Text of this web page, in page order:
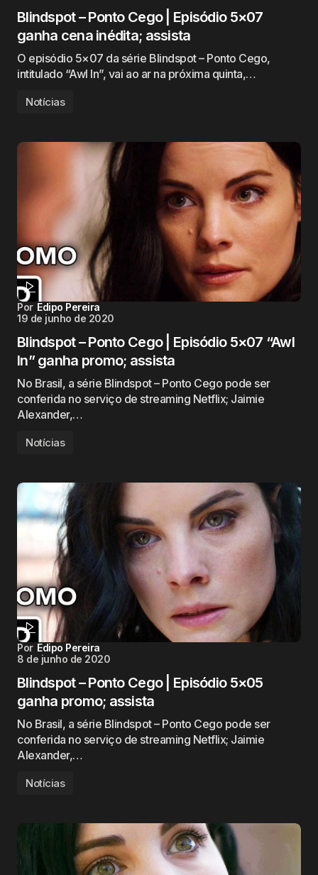
Blindspot – Ponto Cego | Episódio 5×07
ganha cena inédita; assista
O episódio 5×07 da série Blindspot – Ponto Cego,
intitulado “Awl In”, vai ao ar na próxima quinta,…
Notícias
Por Edipo Pereira
19 de junho de 2020
Blindspot – Ponto Cego | Episódio 5×07 “Awl
In” ganha promo; assista
No Brasil, a série Blindspot – Ponto Cego pode ser
conferida no serviço de streaming Netflix; Jaimie
Alexander,…
Notícias
Por Edipo Pereira
8 de junho de 2020
Blindspot – Ponto Cego | Episódio 5×05
ganha promo; assista
No Brasil, a série Blindspot – Ponto Cego pode ser
conferida no serviço de streaming Netflix; Jaimie
Alexander,…
Notícias